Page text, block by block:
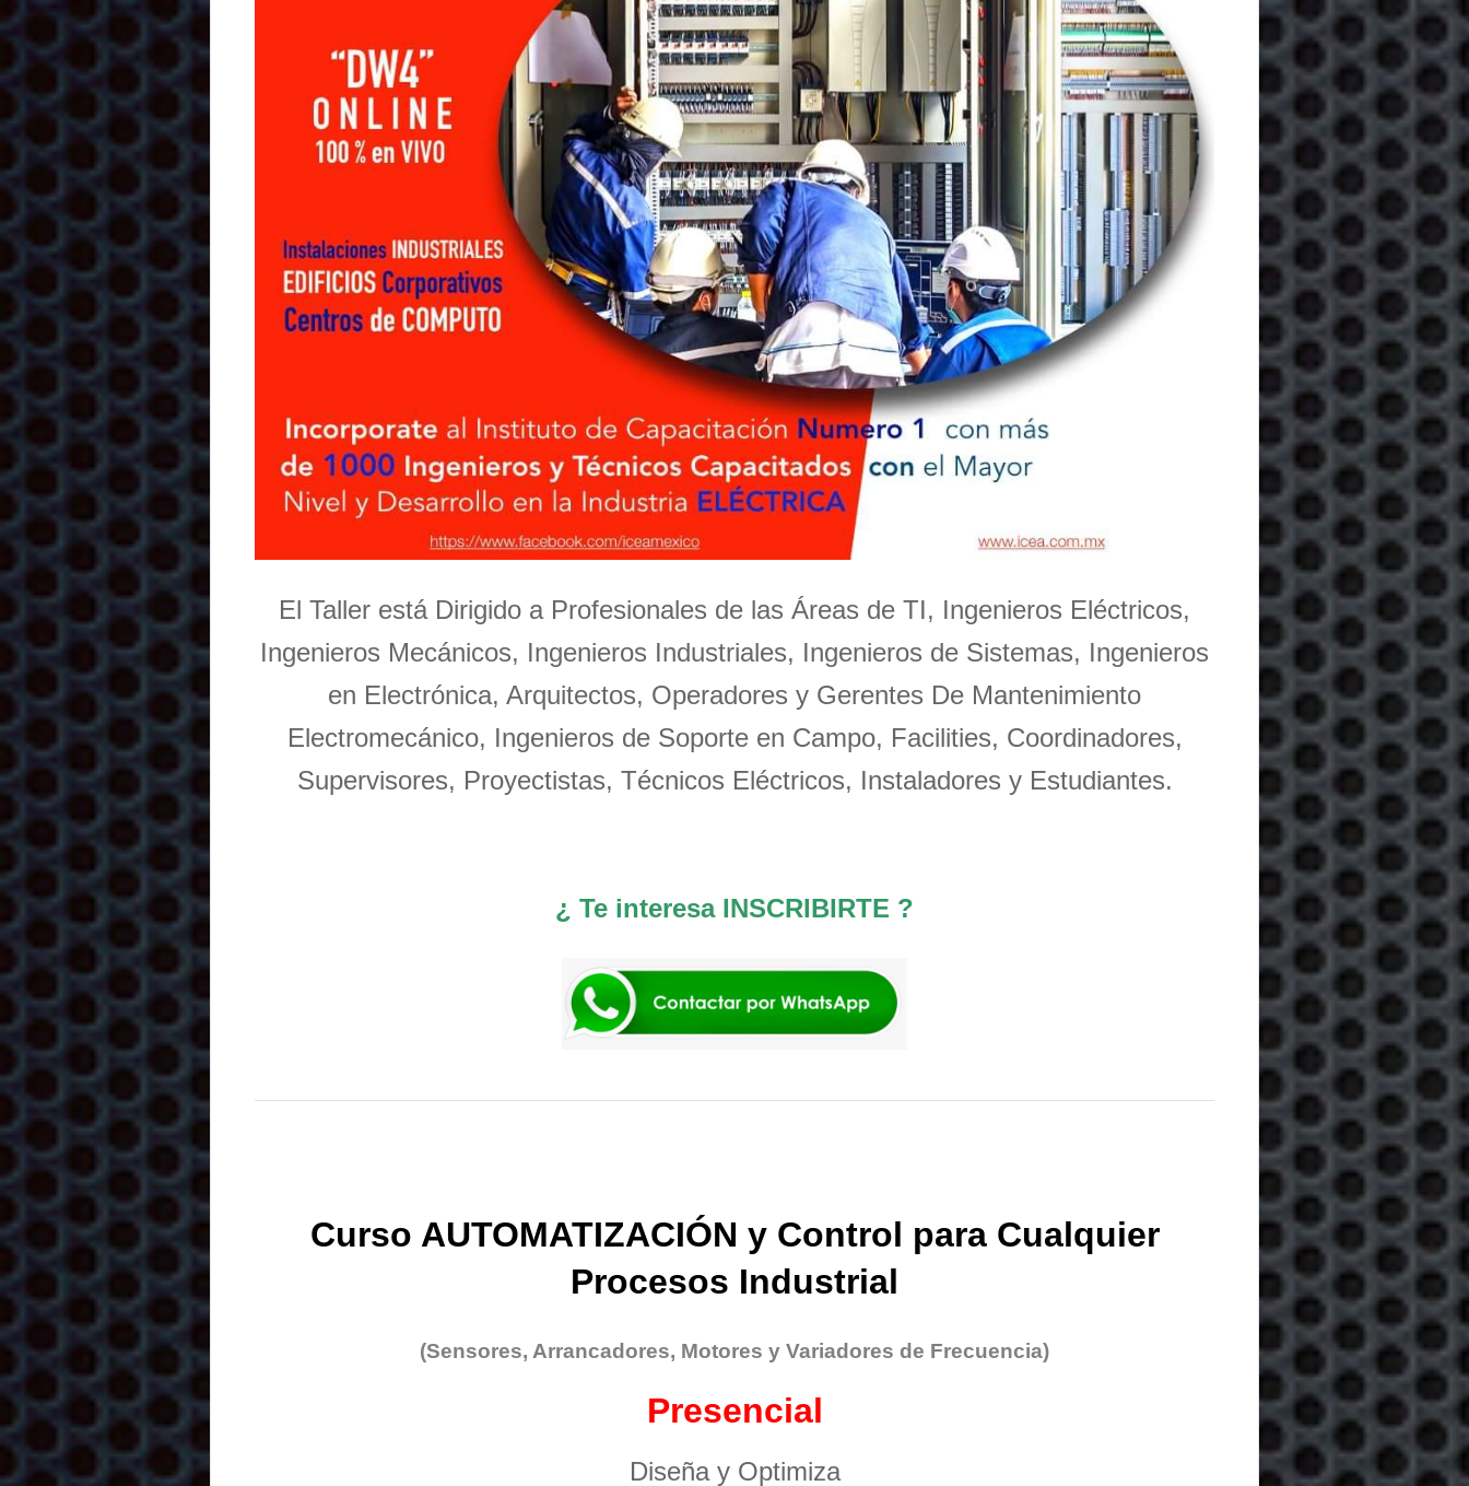
El Taller está Dirigido a Profesionales de las Áreas de TI, Ingenieros Eléctricos,
Ingenieros Mecánicos, Ingenieros Industriales, Ingenieros de Sistemas, Ingenieros
en Electrónica, Arquitectos, Operadores y Gerentes De Mantenimiento
Electromecánico, Ingenieros de Soporte en Campo, Facilities, Coordinadores,
Supervisores, Proyectistas, Técnicos Eléctricos, Instaladores y Estudiantes.
¿ Te interesa INSCRIBIRTE ?
Curso AUTOMATIZACIÓN y Control para Cualquier
Procesos Industrial
(Sensores, Arrancadores, Motores y Variadores de Frecuencia)
Presencial
Diseña y Optimiza